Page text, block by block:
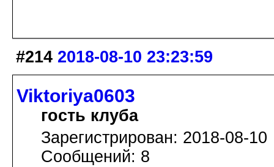
#214 2018-08-10 23:23:59
Viktoriya0603
гость клуба
Зарегистрирован: 2018-08-10
Сообщений: 8